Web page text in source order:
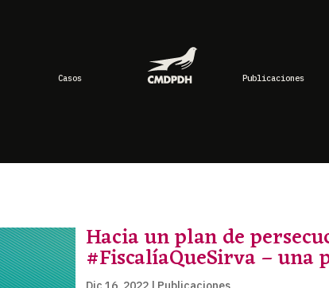
Casos Publicaciones
Hacia un plan de
#FiscalíaQueSirva – una